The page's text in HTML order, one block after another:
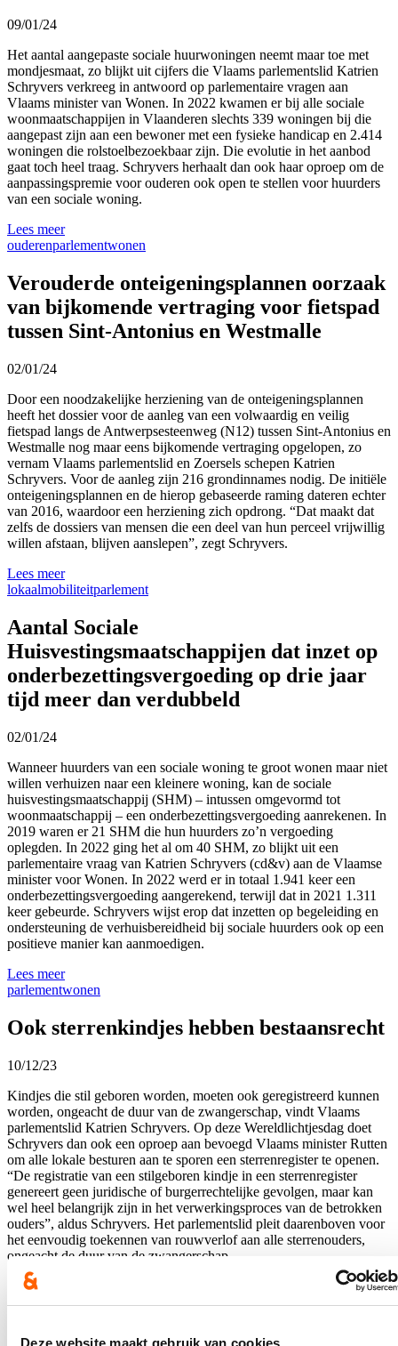
Deze website maakt gebruik van cookies
09/01/24
Het aantal aangepaste sociale huurwoningen neemt maar toe met
mondjesmaat, zo blijkt uit cijfers die Vlaams parlementslid Katrien
Schryvers verkreeg in antwoord op parlementaire vragen aan
Vlaams minister van Wonen. In 2022 kwamen er bij alle sociale
woonmaatschappijen in Vlaanderen slechts 339 woningen bij die
aangepast zijn aan een bewoner met een fysieke handicap en 2.414
woningen die rolstoelbezoekbaar zijn. Die evolutie in het aanbod
gaat toch heel traag. Schryvers herhaalt dan ook haar oproep om de
aanpassingspremie voor ouderen ook open te stellen voor huurders
van een sociale woning.
Lees meer
ouderenparlementwonen
Verouderde onteigeningsplannen oorzaak
van bijkomende vertraging voor fietspad
tussen Sint-Antonius en Westmalle
02/01/24
Door een noodzakelijke herziening van de onteigeningsplannen
heeft het dossier voor de aanleg van een volwaardig en veilig
fietspad langs de Antwerpsesteenweg (N12) tussen Sint-Antonius en
Westmalle nog maar eens bijkomende vertraging opgelopen, zo
vernam Vlaams parlementslid en Zoersels schepen Katrien
Schryvers. Voor de aanleg zijn 216 grondinnames nodig. De initiële
onteigeningsplannen en de hierop gebaseerde raming dateren echter
van 2016, waardoor een herziening zich opdrong. “Dat maakt dat
zelfs de dossiers van mensen die een deel van hun perceel vrijwillig
willen afstaan, blijven aanslepen”, zegt Schryvers.
Lees meer
lokaalmobiliteitparlement
Aantal Sociale
Huisvestingsmaatschappijen dat inzet op
onderbezettingsvergoeding op drie jaar
tijd meer dan verdubbeld
02/01/24
Wanneer huurders van een sociale woning te groot wonen maar niet
willen verhuizen naar een kleinere woning, kan de sociale
huisvestingsmaatschappij (SHM) – intussen omgevormd tot
woonmaatschappij – een onderbezettingsvergoeding aanrekenen. In
2019 waren er 21 SHM die hun huurders zo’n vergoeding
oplegden. In 2022 ging het al om 40 SHM, zo blijkt uit een
parlementaire vraag van Katrien Schryvers (cd&v) aan de Vlaamse
minister voor Wonen. In 2022 werd er in totaal 1.941 keer een
onderbezettingsvergoeding aangerekend, terwijl dat in 2021 1.311
keer gebeurde. Schryvers wijst erop dat inzetten op begeleiding en
ondersteuning de verhuisbereidheid bij sociale huurders ook op een
positieve manier kan aanmoedigen.
Lees meer
parlementwonen
Ook sterrenkindjes hebben bestaansrecht
10/12/23
Kindjes die stil geboren worden, moeten ook geregistreerd kunnen
worden, ongeacht de duur van de zwangerschap, vindt Vlaams
parlementslid Katrien Schryvers. Op deze Wereldlichtjesdag doet
Schryvers dan ook een oproep aan bevoegd Vlaams minister Rutten
om alle lokale besturen aan te sporen een sterrenregister te openen.
“De registratie van een stilgeboren kindje in een sterrenregister
genereert geen juridische of burgerrechtelijke gevolgen, maar kan
wel heel belangrijk zijn in het verwerkingsproces van de betrokken
ouders”, aldus Schryvers. Het parlementslid pleit daarenboven voor
het eenvoudig toekennen van rouwverlof aan alle sterrenouders,
ongeacht de duur van de zwangerschap.
Lees meer
gezinparlement
Nieuw fietspad tussen Oostmalle en